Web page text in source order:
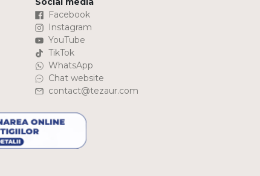
Facebook
Instagram
YouTube
TikTok
WhatsApp
Chat website
contact@tezaur.com